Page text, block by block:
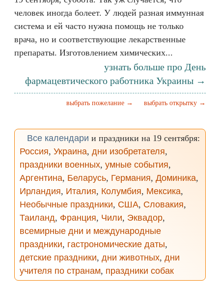
человек иногда болеет. У людей разная иммунная
система и ей часто нужна помощь не только
врача, но и соответствующие лекарственные
препараты. Изготовлением химических...
узнать больше про День
фармацевтического работника Украины →
выбрать открытку →
выбрать пожелание →
Все календари и праздники на 19 сентября:
Россия, Украина, дни изобретателя,
праздники военных, умные события,
Аргентина, Беларусь, Германия, Доминика,
Ирландия, Италия, Колумбия, Мексика,
Необычные праздники, США, Словакия,
Таиланд, Франция, Чили, Эквадор,
всемирные дни и международные
праздники, гастрономические даты,
детские праздники, дни животных, дни
учителя по странам, праздники собак